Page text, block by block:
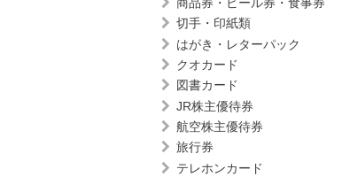
切手・印紙類
はがき・レターパック
クオカード
図書カード
JR株主優待券
航空株主優待券
旅行券
テレホンカード